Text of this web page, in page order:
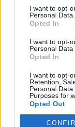
I want to opt-
Personal Data.
Opted In
I want to opt-
Personal Data
Opted In
I want to opt-
Retention,
Personal
Purposes for
Opted Out